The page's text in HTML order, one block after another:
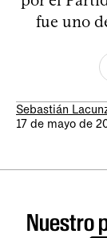
fue uno
Sebastián
17 de mayo de
Nuestro